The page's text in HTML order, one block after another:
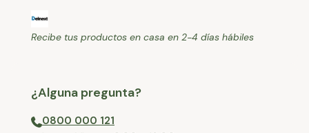
Recibe tus productos en casa en 2-4 días hábiles
¿Alguna pregunta?
0800 000 121